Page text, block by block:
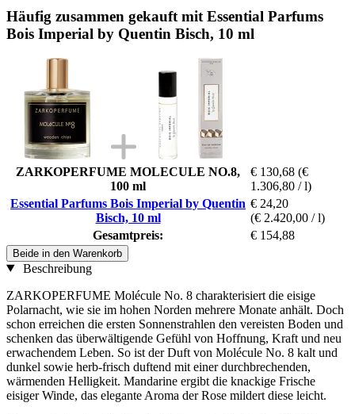
Häufig zusammen gekauft mit Essential Parfums
Bois Imperial by Quentin Bisch, 10 ml
ZARKOPERFUME MOLECULE NO.8,
100 ml
€ 130,68 (€
1.306,80 / l)
Essential Parfums Bois Imperial by Quentin
Bisch, 10 ml
€ 24,20
(€ 2.420,00 / l)
Gesamtpreis:
€ 154,88
Beide in den Warenkorb
Beschreibung
ZARKOPERFUME Molécule No. 8 charakterisiert die eisige
Polarnacht, wie sie im hohen Norden mehrere Monate anhält. Doch
schon erreichen die ersten Sonnenstrahlen den vereisten Boden und
schenken das überwältigende Gefühl von Hoffnung, Kraft und neu
erwachendem Leben. So ist der Duft von Molécule No. 8 kalt und
dunkel sowie herb-frisch duftend mit einer durchbrechenden,
wärmenden Helligkeit. Mandarine ergibt die knackige Frische
eisiger Winde, das elegante Aroma der Rose mildert diese leicht.